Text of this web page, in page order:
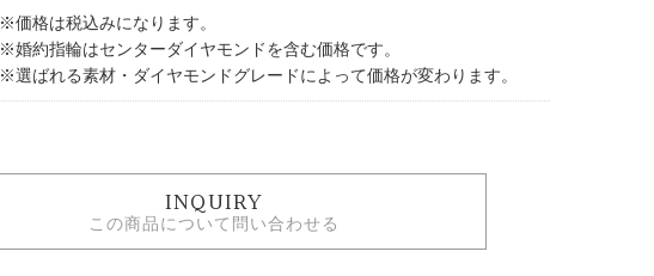
※価格は税込みになります。
※婚約指輪はセンターダイヤモンドを含む価格です。
※選ばれる素材・ダイヤモンドグレードによって価格が変わります。
INQUIRY
この商品について問い合わせる